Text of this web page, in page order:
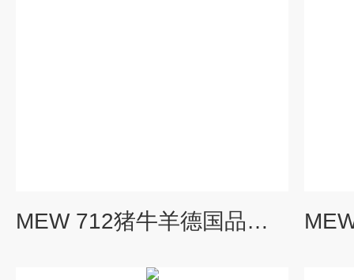
MEW 712猪牛羊德国品牌绞肉机